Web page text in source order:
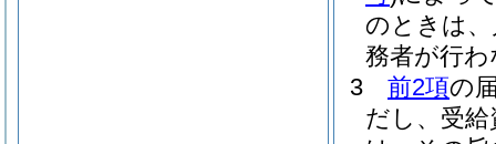
のときは
務者が行
3
前2項の
だし、受